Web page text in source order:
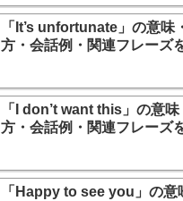
「It’s unfortunate」の意味
方・会話例・関連フレーズ
「I don’t want this」の意
方・会話例・関連フレーズ
「Happy to see you」の意